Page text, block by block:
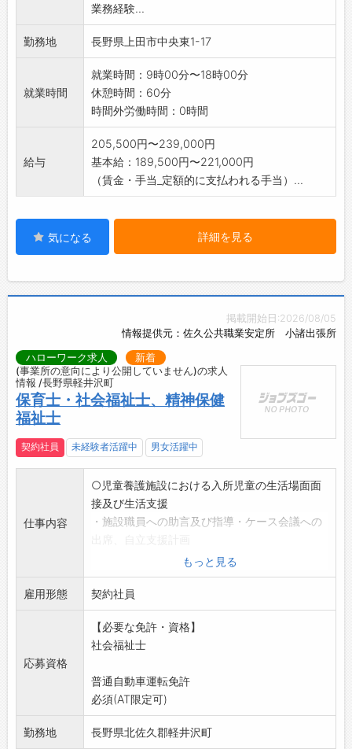
業務経験...
勤務地 長野県上田市中央東1-17
就業時間
就業時間：9時00分〜18時00分
休憩時間：60分
時間外労働時間：0時間
給与
205,500円〜239,000円
基本給：189,500円〜221,000円
（賃金・手当_定額的に支払われる手当）...
気になる 詳細を見る
掲載開始日:2026/08/05
情報提供元：佐久公共職業安定所 小諸出張所
ハローワーク求人
新着
(事業所の意向により公開していません)の求人
情報 /長野県軽井沢町
保育士・社会福祉士、精神保健
福祉士
契約社員 未経験者活躍中 男女活躍中
仕事内容
○児童養護施設における入所児童の生活場面面
接及び生活支援
・施設職員への助言及び指導・ケース会議への
策定への参加・その他、付随する業務全般
〇児童家庭支援センター相談員(児童福祉司任用
資格者)
【変更範囲】変更なし
もっと見る
雇用形態 契約社員
応募資格
【必要な免許・資格】
社会福祉士
普通自動車運転免許
必須(AT限定可)
勤務地 長野県北佐久郡軽井沢町